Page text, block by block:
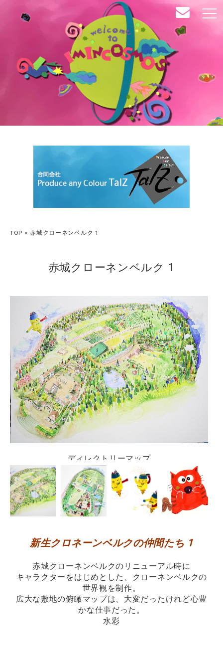
TOP 赤城クローネンベルク 1
赤城クローネンベルク 1
ディレクトリーマップ
新生クロネーンベルクの仲間たち 1
赤城クローネンベルクのリニューアル時に
キャラクターをはじめとした、クローネンベルクの
世界観を制作。
広大な敷地の俯瞰マップは、大変だったけれど心豊
かな仕事だった。
水彩